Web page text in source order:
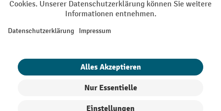
¹ Der Rabatt gilt so lange der Vorrat reicht. Der Rabatt gilt nicht auf
oder Gutscheinen ist nicht möglich. | ² Der Rabatt wird einmalig bei
eingelöst werden. Die Höhe des Rabatts variiert je nach
Produktkategorie und beträgt bis zu 10 % (10 % auf Lager, Umwelt,
Heben | 7% auf Büro). Ausgenommen sind Elektro-Hubwagen,